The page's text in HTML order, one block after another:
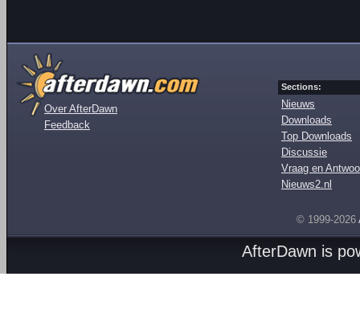
Over AfterDawn
Feedback
Sections:
Nieuws
Downloads
Top Downloads
Discussie
Vraag en
Nieuws2.nl
© 1999-2026
AfterDawn is